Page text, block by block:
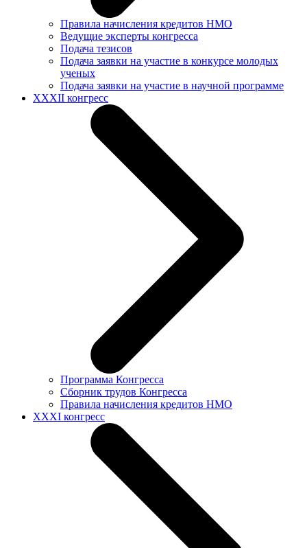
Правила начисления кредитов НМО
Ведущие эксперты конгресса
Подача тезисов
Подача заявки на участие в конкурсе молодых
ученых
Подача заявки на участие в научной программе
XXXII конгресс
Программа Конгресса
Сборник трудов Конгресса
Правила начисления кредитов НМО
XXXI конгресс